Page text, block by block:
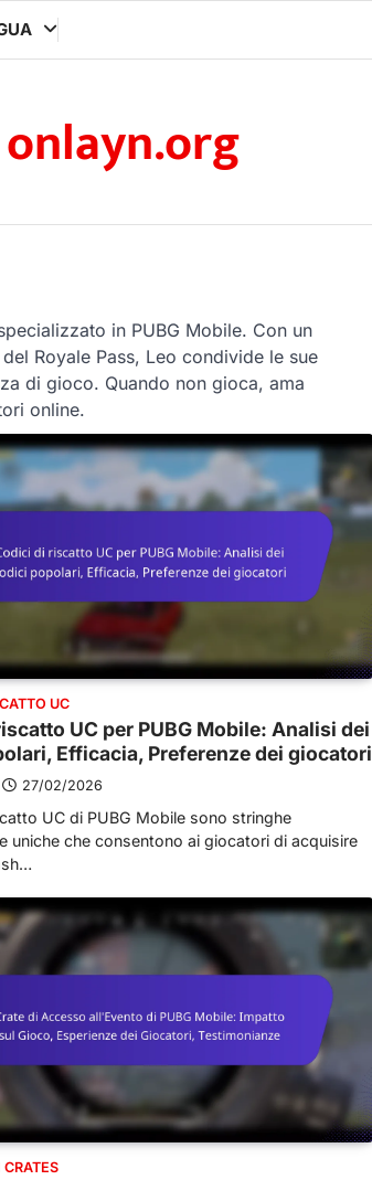
onlayn.org
in PUBG Mobile. Con un
Royale Pass, Leo condivide le sue
di gioco. Quando non gioca, ama
online.
UC
UC per PUBG Mobile: Analisi dei
Efficacia, Preferenze dei giocatori
27/02/2026
UC di PUBG Mobile sono stringhe
uniche che consentono ai giocatori di acquisire